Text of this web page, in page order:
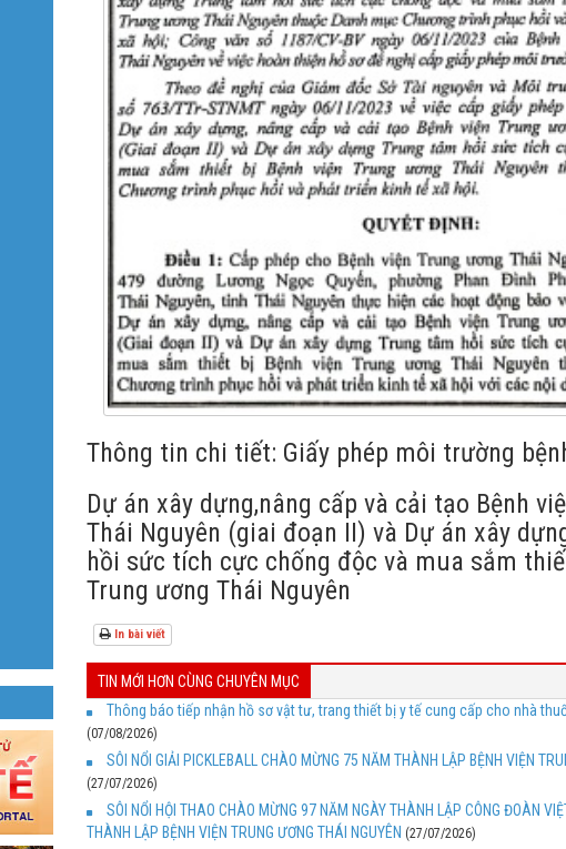
Thông tin chi tiết: Giấy phép môi trường
Dự án xây dựng,nâng cấp và cải tạo Bệnh
Thái Nguyên (giai đoạn II) và Dự án xây
hồi sức tích cực chống độc và mua sắm
Trung ương Thái Nguyên
In bài viết
TIN MỚI HƠN CÙNG CHUYÊN MỤC
Thông báo tiếp nhận hồ sơ vật tư, trang thiết bị y tế cung cấp cho nhà
(07/08/2026)
SÔI NỔI GIẢI PICKLEBALL CHÀO MỪNG 75 NĂM THÀNH LẬP BỆNH VIỆN
(27/07/2026)
SÔI NỔI HỘI THAO CHÀO MỪNG 97 NĂM NGÀY THÀNH LẬP CÔNG ĐOÀN
THÀNH LẬP BỆNH VIỆN TRUNG ƯƠNG THÁI NGUYÊN (27/07/2026)